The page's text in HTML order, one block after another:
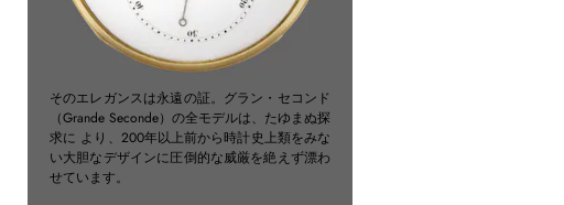
そのエレガンスは永遠の証。グラン・セコンド
（Grande Seconde）の全モデルは、たゆまぬ探
求に より、200年以上前から時計史上類をみな
い大胆なデザインに圧倒的な威厳を絶えず漂わ
せています。